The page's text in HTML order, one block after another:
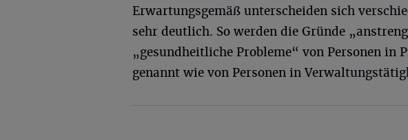
Erwartungsgemäß unterscheiden sich
sehr deutlich. So werden die Gründe
„gesundheitliche Probleme“ von Personen in
genannt wie von Personen in